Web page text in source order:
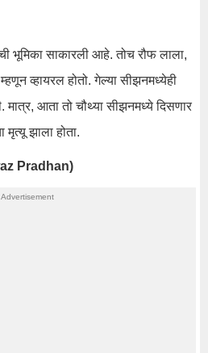
भूमिका साकारली आहे. तोच रौफ लाला,
व्हायरल होतो. गेल्या सीझनमध्येही
मात्र, आता तो चौथ्या सीझनमध्ये दिसणार
मृत्यू झाला होता.
Pradhan)